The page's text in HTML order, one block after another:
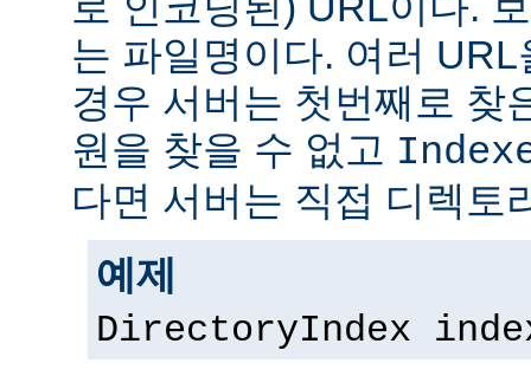
는 파일명이다. 여러
경우 서버는 첫번째로 찾
원을 찾을 수 없고
다면 서버는 직접 디렉토
예제
DirectoryIndex